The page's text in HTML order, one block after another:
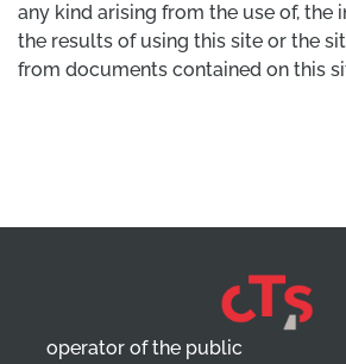
any kind arising from the use of, the
the results of using this site or the
from documents contained on this
operator of the public